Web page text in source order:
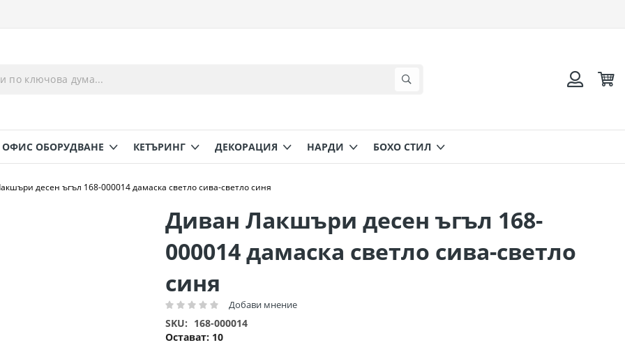
ОФИС ОБОРУДВАНЕ КЕТЪРИНГ ДЕКОРАЦИЯ НАРДИ БОХО СТИЛ
десен ъгъл 168-000014 дамаска светло сива-светло синя
Диван Лакшъри десен ъгъл 168-
000014 дамаска светло сива-светло
синя
Рейтинг: Добави мнение
Остават: 10
SKU 168-000014